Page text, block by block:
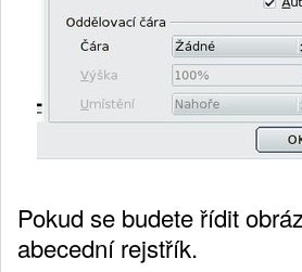
Pokud se budete řídit
abecední rejstřík.